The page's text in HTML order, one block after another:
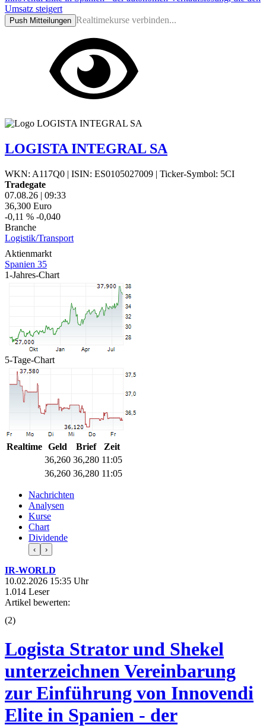
Umsatz steigert
Push Mitteilungen Realtimekurse verbinden...
LOGISTA INTEGRAL SA
WKN: A117Q0 | ISIN: ES0105027009 | Ticker-Symbol: 5CI
Tradegate
07.08.26 | 09:33
36,300 Euro
-0,11 % -0,040
Branche
Logistik/Transport
Aktienmarkt
Spanien 35
1-Jahres-Chart
5-Tage-Chart
Realtime Geld Brief
Zeit
36,260 36,280 11:05
36,260 36,280 11:05
Nachrichten
Analysen
Kurse
Chart
Dividende
‹ ›
IR-WORLD
10.02.2026 15:35 Uhr
1.014 Leser
Artikel bewerten:
(2)
Logista Strator und Shekel
unterzeichnen Vereinbarung
zur Einführung von Innovendi
Elite in Spanien - der